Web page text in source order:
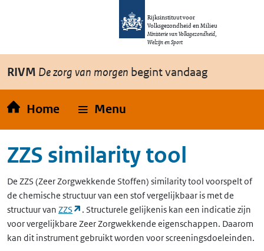
Overslaan en naar de inhoud gaan
Rijksinstituut voor
Volksgezondheid en Milieu
Ministerie van Volksgezondheid,
Welzijn en Sport
RIVM De zorg van morgen begint vandaag
Home Menu
ZZS similarity tool
De ZZS (Zeer Zorgwekkende Stoffen) similarity tool voorspelt of
de chemische structuur van een stof vergelijkbaar is met de
structuur van ZZS (opent in een nieuw tabblad)
. Structurele gelijkenis kan een indicatie zijn
voor vergelijkbare Zeer Zorgwekkende eigenschappen. Daarom
kan dit instrument gebruikt worden voor screeningsdoeleinden.